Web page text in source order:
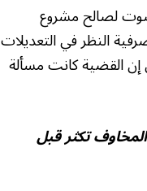
لصالح مشروع
النظر في التعديلات
إن القضية كانت مسألة
تكثر قبل